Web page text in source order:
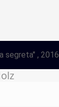
segreta" , 2016